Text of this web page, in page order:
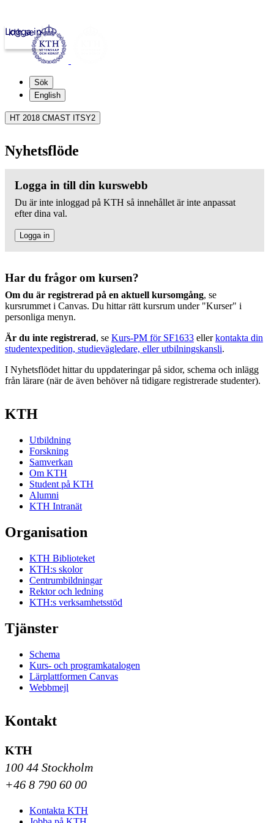
kth.se
Logga in
Sök
English
HT 2018 CMAST ITSY2
Nyhetsflöde
Logga in till din kurswebb
Du är inte inloggad på KTH så innehållet är inte anpassat
efter dina val.
Logga in
Har du frågor om kursen?
Om du är registrerad på en aktuell kursomgång, se
kursrummet i Canvas. Du hittar rätt kursrum under "Kurser" i
personliga menyn.
Är du inte registrerad, se Kurs-PM för SF1633 ellerkontakta din
studentexpedition, studievägledare, eller utbilningskansli.
I Nyhetsflödet hittar du uppdateringar på sidor, schema och inlägg
från lärare (när de även behöver nå tidigare registrerade studenter).
KTH
Utbildning
Forskning
Samverkan
Om KTH
Student på KTH
Alumni
KTH Intranät
Organisation
KTH Biblioteket
KTH:s skolor
Centrumbildningar
Rektor och ledning
KTH:s verksamhetsstöd
Tjänster
Schema
Kurs- och programkatalogen
Lärplattformen Canvas
Webbmejl
Kontakt
KTH
100 44 Stockholm
+46 8 790 60 00
Kontakta KTH